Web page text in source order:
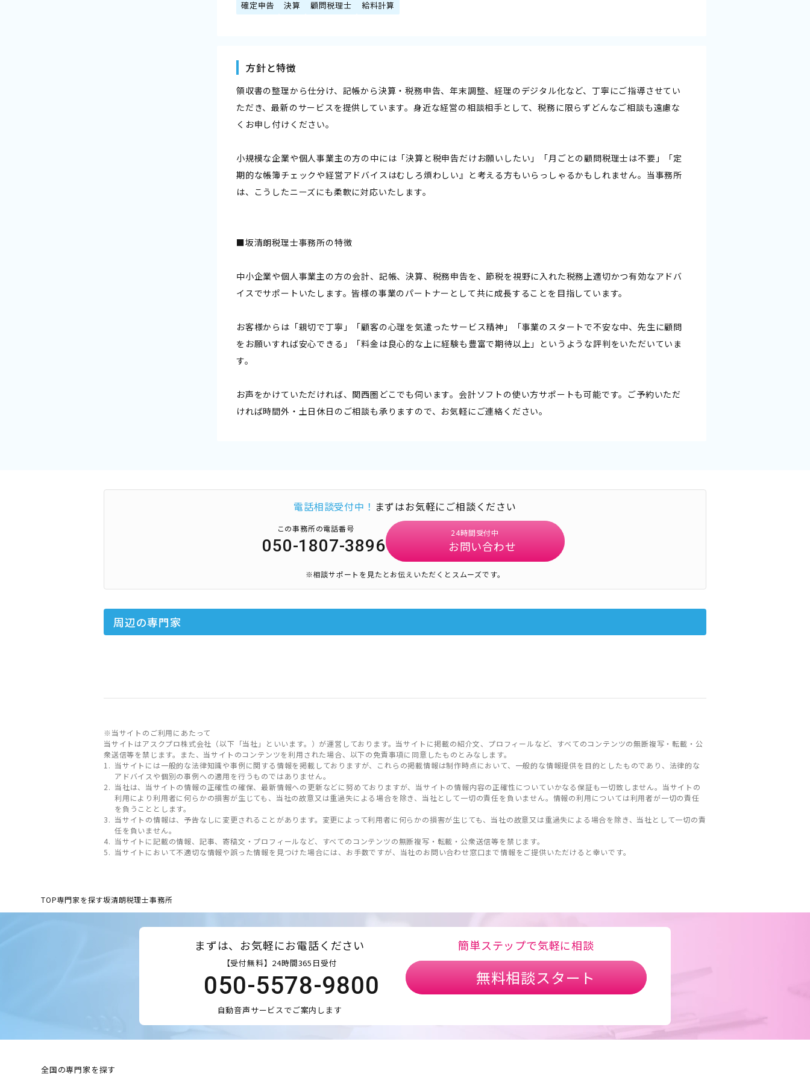
確定申告 決算 顧問税理士 給料計算
方針と特徴
領収書の整理から仕分け、記帳から決算・税務申告、年末調整、経理のデジタル化など、丁寧にご指導させてい
ただき、最新のサービスを提供しています。身近な経営の相談相手として、税務に限らずどんなご相談も遠慮な
くお申し付けください。
小規模な企業や個人事業主の方の中には「決算と税申告だけお願いしたい」「月ごとの顧問税理士は不要」「定
期的な帳簿チェックや経営アドバイスはむしろ煩わしい』と考える方もいらっしゃるかもしれません。当事務所
は、こうしたニーズにも柔軟に対応いたします。
■坂清朗税理士事務所の特徴
中小企業や個人事業主の方の会計、記帳、決算、税務申告を、節税を視野に入れた税務上適切かつ有効なアドバ
イスでサポートいたします。皆様の事業のパートナーとして共に成長することを目指しています。
お客様からは「親切で丁寧」「顧客の心理を気遣ったサービス精神」「事業のスタートで不安な中、先生に顧問
をお願いすれば安心できる」「料金は良心的な上に経験も豊富で期待以上」というような評判をいただいていま
す。
お声をかけていただければ、関西圏どこでも伺います。会計ソフトの使い方サポートも可能です。ご予約いただ
ければ時間外・土日休日のご相談も承りますので、お気軽にご連絡ください。
電話相談受付中！ まずはお気軽にご相談ください
この事務所の電話番号
050-1807-3896
24時間受付中
お問い合わせ
※相談サポートを見たとお伝えいただくとスムーズです。
周辺の専門家
※当サイトのご利用にあたって
当サイトはアスクプロ株式会社（以下「当社」といいます。）が運営しております。当サイトに掲載の紹介文、プロフィールなど、すべてのコンテンツの無断複写・転載・公
衆送信等を禁じます。また、当サイトのコンテンツを利用された場合、以下の免責事項に同意したものとみなします。
当サイトには一般的な法律知識や事例に関する情報を掲載しておりますが、これらの掲載情報は制作時点において、一般的な情報提供を目的としたものであり、法律的な
アドバイスや個別の事例への適用を行うものではありません。
当社は、当サイトの情報の正確性の確保、最新情報への更新などに努めておりますが、当サイトの情報内容の正確性についていかなる保証も一切致しません。当サイトの
利用により利用者に何らかの損害が生じても、当社の故意又は重過失による場合を除き、当社として一切の責任を負いません。情報の利用については利用者が一切の責任
を負うこととします。
当サイトの情報は、予告なしに変更されることがあります。変更によって利用者に何らかの損害が生じても、当社の故意又は重過失による場合を除き、当社として一切の責
任を負いません。
当サイトに記載の情報、記事、寄稿文・プロフィールなど、すべてのコンテンツの無断複写・転載・公衆送信等を禁じます。
当サイトにおいて不適切な情報や誤った情報を見つけた場合には、お手数ですが、当社のお問い合わせ窓口まで情報をご提供いただけると幸いです。
TOP専門家を探す坂清朗税理士事務所
まずは、お気軽にお電話ください
【受付無料】24時間365日受付
050-5578-9800
自動音声サービスでご案内します
簡単ステップで気軽に相談
無料相談スタート
全国の専門家を探す